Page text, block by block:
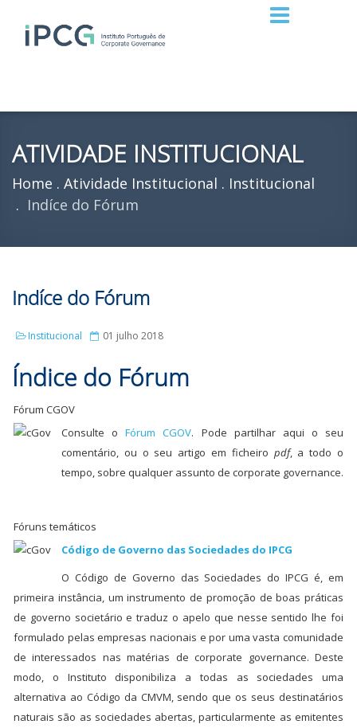
ATIVIDADE INSTITUCIONAL
Home Atividade Institucional
Institucional
Indíce do Fórum
Indíce do Fórum
Institucional 01 julho 2018
Índice do Fórum
Fórum CGOV
Consulte oFórum CGOV. Pode partilhar aqui o seu
comentário, ou o seu artigo em ficheiro pdf, a todo o
tempo, sobre qualquer assunto de corporate governance.
Fóruns temáticos
Código de Governo das Sociedades do IPCG
O Código de Governo das Sociedades do IPCG é, em
primeira instância, um instrumento de promoção de boas práticas
de governo societário e traduz o apelo que nesse sentido lhe foi
formulado pelas empresas nacionais e por uma vasta comunidade
de interessados nas matérias de corporate governance. Deste
modo, o Instituto disponibiliza a todas as sociedades uma
alternativa ao Código da CMVM, sendo que os seus destinatários
naturais são as sociedades abertas, particularmente as emitentes